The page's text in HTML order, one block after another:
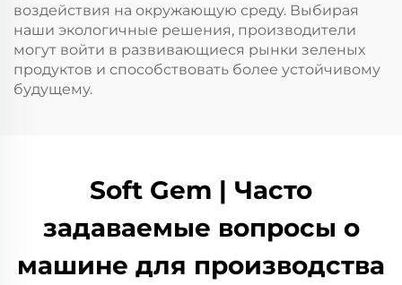
воздействия на окружающую среду. Выбирая
наши экологичные решения, производители
могут войти в развивающиеся рынки зеленых
продуктов и способствовать более устойчивому
будущему.
Soft Gem | Часто
задаваемые вопросы о
машине для производства